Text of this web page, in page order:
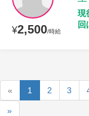
¥2,500/時給
現
回
« 1 2 3
»